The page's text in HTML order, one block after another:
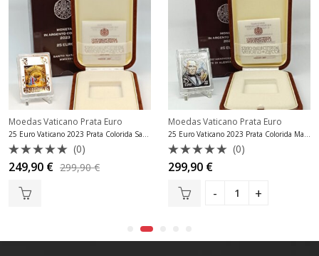
Moedas Vaticano Prata Euro
25 Euro Vaticano 2023 Prata Colorida Santo Natal Proof
Avaliação
0
de
(0)
249,90 € 299,90€
Moedas Vaticano Prata Euro
25 Euro Vaticano 2023 Prata Colorida Manzoni Proof
Avaliação
0
de
(0)
299,90 €